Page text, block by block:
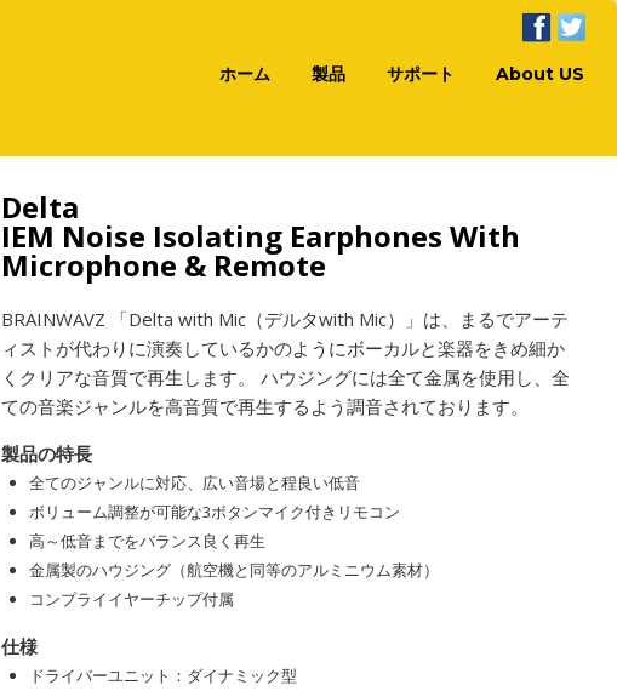
ホーム 製品 サポート About US
Delta
IEM Noise Isolating Earphones With
Microphone & Remote
BRAINWAVZ 「Delta with Mic（デルタwith Mic）」は、まるでアーテ
ィストが代わりに演奏しているかのようにボーカルと楽器をきめ細か
くクリアな音質で再生します。 ハウジングには全て金属を使用し、全
ての音楽ジャンルを高音質で再生するよう調音されております。
製品の特長
全てのジャンルに対応、広い音場と程良い低音
ボリューム調整が可能な3ボタンマイク付きリモコン
高～低音までをバランス良く再生
金属製のハウジング（航空機と同等のアルミニウム素材）
コンプライイヤーチップ付属
仕様
ドライバーユニット：ダイナミック型